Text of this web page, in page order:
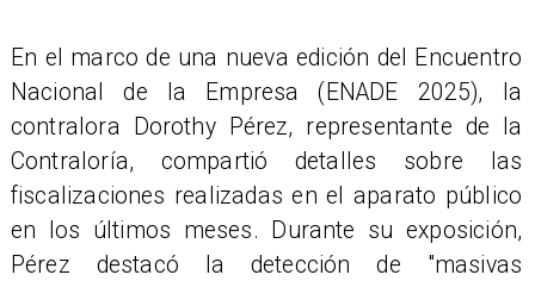
En el marco de una nueva edición del Encuentro
Nacional de la Empresa (ENADE 2025), la
contralora Dorothy Pérez, representante de la
Contraloría, compartió detalles sobre las
fiscalizaciones realizadas en el aparato público
en los últimos meses. Durante su exposición,
Pérez destacó la detección de "masivas